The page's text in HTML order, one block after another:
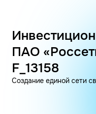
ПАО
F_13158
Создание единой сети